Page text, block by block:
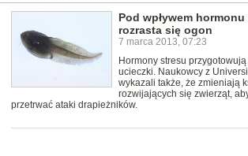
Pod wpływem
rozrasta się ogon
7 marca 2013, 07:23
Hormony stresu
ucieczki. Naukowcy z
wykazali także, że zmieniają
rozwijających się zwierząt,
przetrwać ataki drapieżników.